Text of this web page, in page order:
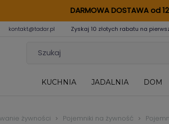
DARMOWA DOSTAWA od
kontakt@tadar.pl Zyskaj 10 złotych rabatu na
KUCHNIA JADALNIA DOM
żywności Pojemniki na żywność